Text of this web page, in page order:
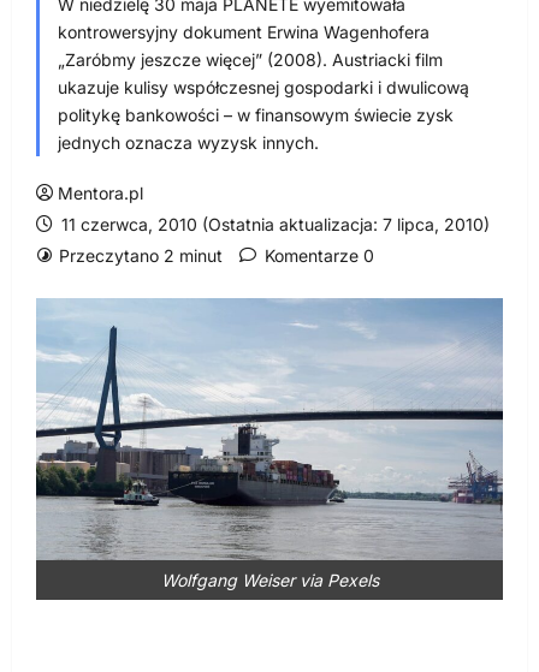
W niedzielę 30 maja PLANETE wyemitowała
kontrowersyjny dokument Erwina Wagenhofera
„Zaróbmy jeszcze więcej” (2008). Austriacki film
ukazuje kulisy współczesnej gospodarki i dwulicową
politykę bankowości – w finansowym świecie zysk
jednych oznacza wyzysk innych.
Mentora.pl
11 czerwca, 2010 (Ostatnia aktualizacja: 7 lipca, 2010)
Przeczytano 2 minut
Komentarze 0
Wolfgang Weiser via Pexels